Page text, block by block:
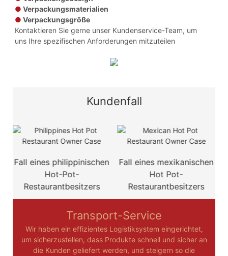
●Verpackungsmaterialien
●Verpackungsgröße
Kontaktieren Sie gerne unser Kundenservice-Team, um
uns Ihre spezifischen Anforderungen mitzuteilen
Kundenfall
Fall eines philippinischen
Hot-Pot-
Restaurantbesitzers
Fall eines mexikanischen
Hot Pot-
Restaurantbesitzers
Transport-Service
Wir haben ein effizientes Logistiksystem eingerichtet,
um sicherzustellen, dass Produkte schnell und sicher an
die Kunden geliefert werden, und steigern so die